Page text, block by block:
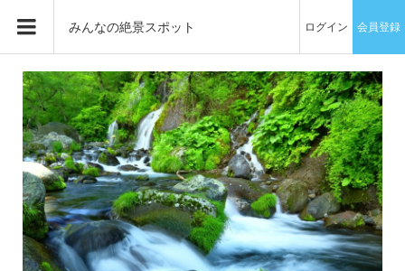
みんなの絶景スポット ログイン 会員登録